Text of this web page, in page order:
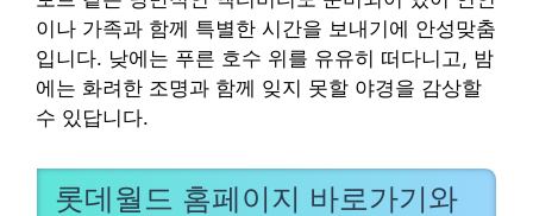
이나 가족과 함께 특별한 시간을 보내기에 안성맞춤
입니다. 낮에는 푸른 호수 위를 유유히 떠다니고, 밤
에는 화려한 조명과 함께 잊지 못할 야경을 감상할
수 있답니다.
롯데월드 홈페이지 바로가기와